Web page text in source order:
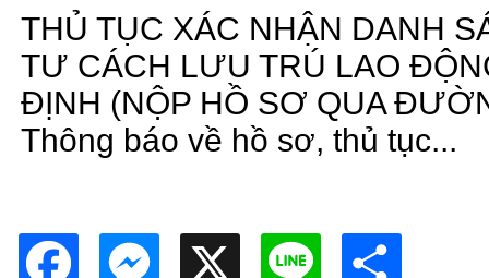
THỦ TỤC XÁC NHẬN DANH
TƯ CÁCH LƯU TRÚ LAO
ĐỊNH (NỘP HỒ SƠ QUA
Thông báo về hồ sơ, thủ tục...
FacebookMessenger
X Line